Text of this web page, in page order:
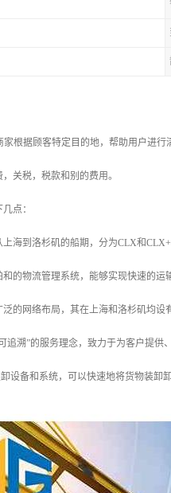
根据顾客特定目的地，帮助用户进
关税，税款和别的费用。
点：
海到洛杉矶的船期，分为CLX和
的物流管理系统，能够实现快速的运
的网络布局，其在上海和洛杉矶均设
追溯”的服务理念，致力于为客户提
设备和系统，可以快速地将货物装卸卸